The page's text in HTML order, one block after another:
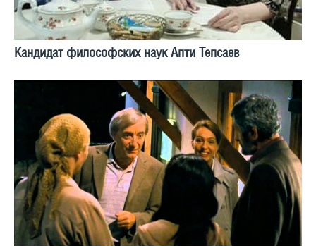
Кандидат философских наук Апти Тепсаев